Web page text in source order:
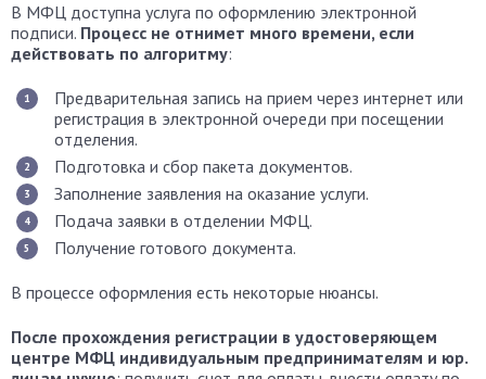
В МФЦ доступна услуга по оформлению электронной
подписи. Процесс не отнимет много времени, если
действовать по алгоритму:
Предварительная запись на прием через интернет или
регистрация в электронной очереди при посещении
отделения.
Подготовка и сбор пакета документов.
Заполнение заявления на оказание услуги.
Подача заявки в отделении МФЦ.
Получение готового документа.
В процессе оформления есть некоторые нюансы.
После прохождения регистрации в удостоверяющем
центре МФЦ индивидуальным предпринимателям и юр.